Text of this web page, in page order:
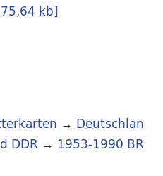
kb]
→ Deutschlan
DDR → 1953-1990 BR